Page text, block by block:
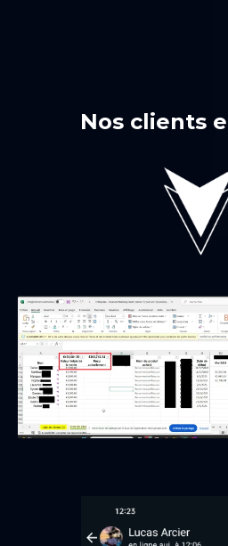
Nos clients